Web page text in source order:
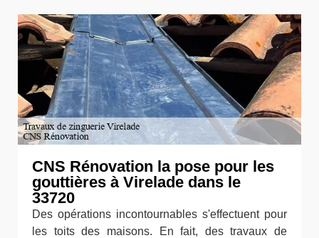
CNS Rénovation la pose pour les
gouttières à Virelade dans le
33720
Des opérations incontournables s'effectuent pour
les toits des maisons. En fait, des travaux de